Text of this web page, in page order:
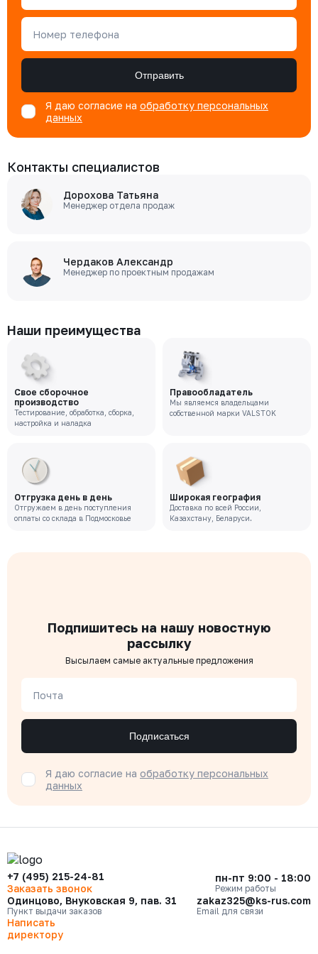
Номер телефона
Отправить
Я даю согласие на обработку персональных
данных
Контакты специалистов
Дорохова Татьяна
Менеджер отдела продаж
Чердаков Александр
Менеджер по проектным продажам
Наши преимущества
Свое сборочное
производство
Тестирование, обработка, сборка,
настройка и наладка
Правообладатель
Мы являемся владельцами
собственной марки VALSTOK
Отгрузка день в день
Отгружаем в день поступления
оплаты со склада в Подмосковье
Широкая география
Доставка по всей России,
Казахстану, Беларуси.
Подпишитесь на нашу новостную
рассылку
Высылаем самые актуальные предложения
Почта
Подписаться
Я даю согласие на обработку персональных
данных
+7 (495) 215-24-81
Заказать звонок
пн-пт 9:00 - 18:00
Режим работы
Одинцово, Внуковская 9, пав. 31
Пункт выдачи заказов
zakaz325@ks-rus.com
Email для связи
Написать
директору